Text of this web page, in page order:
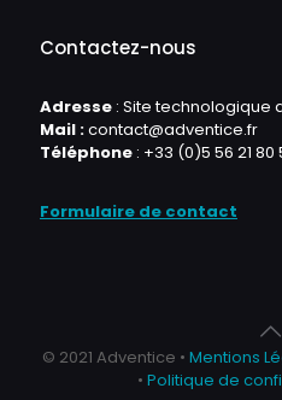
Contactez-nous
Adresse : Site technologique
Mail :contact@adventice.fr
Téléphone : +33 (0)5 56 21 80
Formulaire de contact
© 2021 Adventice • Mentions
• Politique de